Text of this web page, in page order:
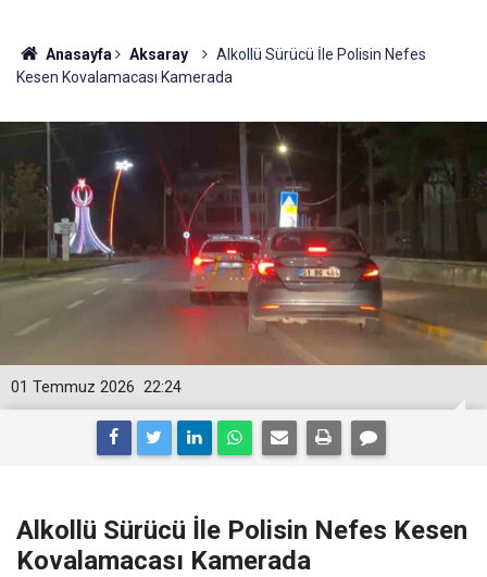
Anasayfa Aksaray
Alkollü Sürücü İle Polisin Nefes
Kesen Kovalamacası Kamerada
22:24
01 Temmuz 2026
Alkollü Sürücü İle Polisin Nefes Kesen
Kovalamacası Kamerada